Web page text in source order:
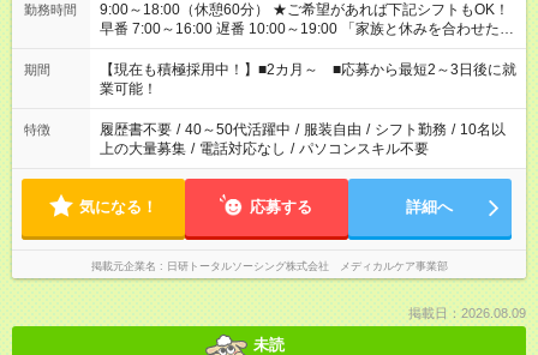
勤務時間
9:00～18:00（休憩60分） ★ご希望があれば下記シフトもOK！
早番 7:00～16:00 遅番 10:00～19:00 「家族と休みを合わせた
い」 「余裕を持って夕飯の準備がしたい」 「できれば残業はし
たくない」 など、ご希望を教えてくださいね。 ※Wワーク希望
の方へ 複数就業の場合は、合計40時間以内。
期間
【現在も積極採用中！】■2カ月～ ■応募から最短2～3日後に就
業可能！
特徴 履歴書不要 / 40～50代活躍中 / 服装自由 / シフト勤務 / 10名以
上の大量募集 / 電話対応なし / パソコンスキル不要
気になる！ 応募する 詳細へ
掲載元企業名 日研トータルソーシング株式会社 メディカルケア事業部
掲載日：2026.08.09
未読